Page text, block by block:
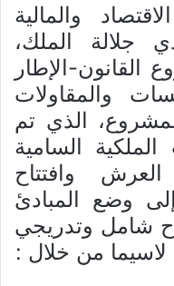
والمالية
جلالة الملك،
الإطار
والمقاولات
الذي تم
الملكية السامية
وافتتاح
لسنة 2020، إلى وضع المبادئ
شامل وتدريجي
من خلال :